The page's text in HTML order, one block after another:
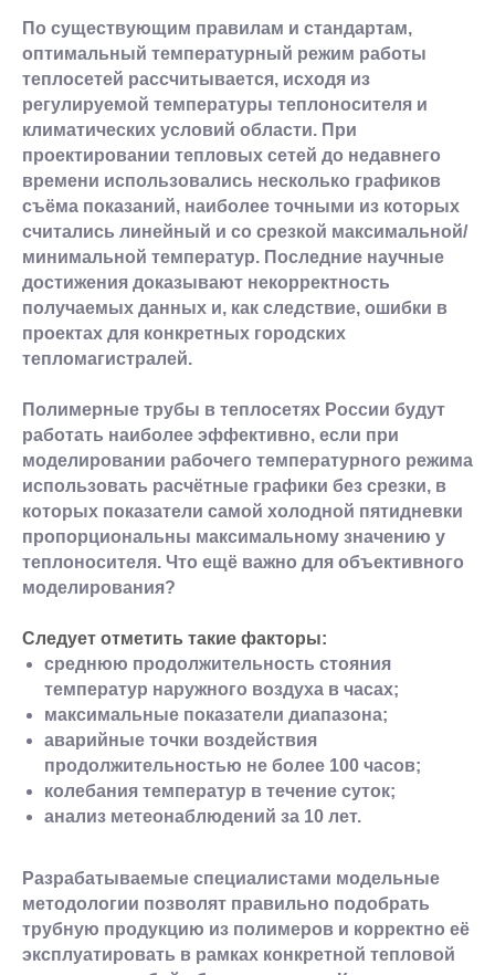
По существующим правилам и стандартам,
оптимальный температурный режим работы
теплосетей рассчитывается, исходя из
регулируемой температуры теплоносителя и
климатических условий области. При
проектировании тепловых сетей до недавнего
времени использовались несколько графиков
съёма показаний, наиболее точными из которых
считались линейный и со срезкой максимальной/
минимальной температур. Последние научные
достижения доказывают некорректность
получаемых данных и, как следствие, ошибки в
проектах для конкретных городских
тепломагистралей.
Полимерные трубы в теплосетях России будут
работать наиболее эффективно, если при
моделировании рабочего температурного режима
использовать расчётные графики без срезки, в
которых показатели самой холодной пятидневки
пропорциональны максимальному значению у
теплоносителя. Что ещё важно для объективного
моделирования?
Следует отметить такие факторы:
среднюю продолжительность стояния
температур наружного воздуха в часах;
максимальные показатели диапазона;
аварийные точки воздействия
продолжительностью не более 100 часов;
колебания температур в течение суток;
анализ метеонаблюдений за 10 лет.
Разрабатываемые специалистами модельные
методологии позволят правильно подобрать
трубную продукцию из полимеров и корректно её
эксплуатировать в рамках конкретной тепловой